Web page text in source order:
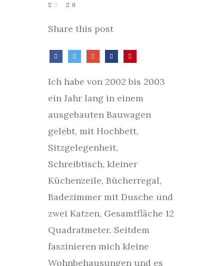
0 0
Share this post
Ich habe von 2002 bis 2003
ein Jahr lang in einem
ausgebauten Bauwagen
gelebt, mit Hochbett,
Sitzgelegenheit,
Schreibtisch, kleiner
Küchenzeile, Bücherregal,
Badezimmer mit Dusche und
zwei Katzen, Gesamtfläche 12
Quadratmeter. Seitdem
faszinieren mich kleine
Wohnbehausungen und es